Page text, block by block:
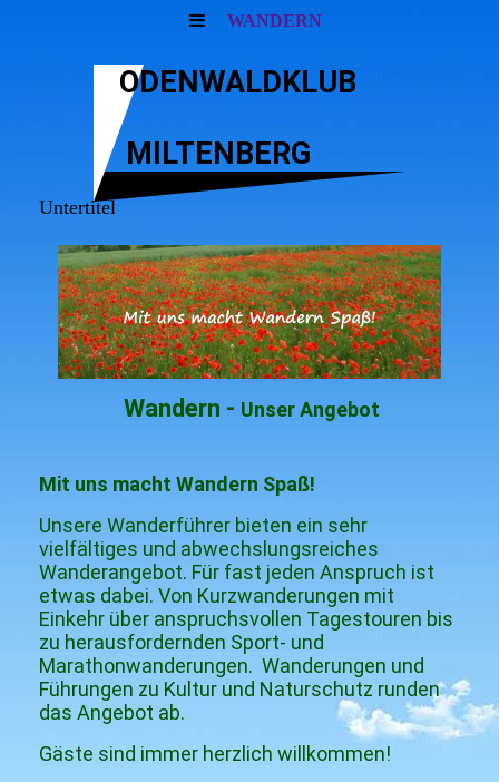
WANDERN
ODENWALDKLUB
MILTENBERG
Untertitel
Wandern - Unser Angebot
Mit uns macht Wandern Spaß!
Unsere Wanderführer bieten ein sehr
vielfältiges und abwechslungsreiches
Wanderangebot. Für fast jeden Anspruch ist
etwas dabei. Von Kurzwanderungen mit
Einkehr über anspruchsvollen Tagestouren bis
zu herausfordernden Sport- und
Marathonwanderungen. Wanderungen und
Führungen zu Kultur und Naturschutz runden
das Angebot ab.
Gäste sind immer herzlich willkommen!